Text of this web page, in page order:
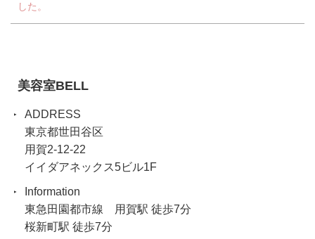
した。
美容室BELL
ADDRESS
東京都世田谷区
用賀2-12-22
イイダアネックス5ビル1F
Information
東急田園都市線 用賀駅 徒歩7分
桜新町駅 徒歩7分